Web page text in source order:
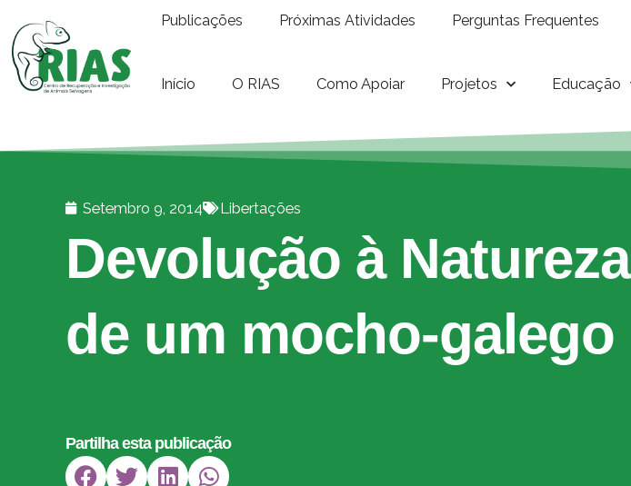
Publicações Próximas Atividades Perguntas Frequentes
Início O RIAS Como Apoiar Projetos Educação
Setembro 9, 2014 Libertações
Devolução à Natureza
de um mocho-galego
Partilha esta publicação